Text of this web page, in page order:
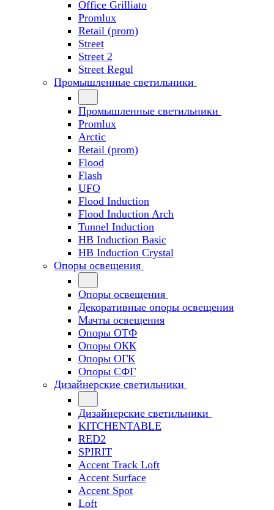
Office Grilliato
Promlux
Retail (prom)
Street
Street 2
Street Regul
Промышленные светильники
Промышленные светильники
Promlux
Arctic
Retail (prom)
Flood
Flash
UFO
Flood Induction
Flood Induction Arch
Tunnel Induction
HB Induction Basic
HB Induction Crystal
Опоры освещения
Опоры освещения
Декоративные опоры освещения
Мачты освещения
Опоры ОТФ
Опоры ОКК
Опоры ОГК
Опоры СФГ
Дизайнерские светильники
Дизайнерские светильники
KITCHENTABLE
RED2
SPIRIT
Accent Track Loft
Accent Surface
Accent Spot
Loft